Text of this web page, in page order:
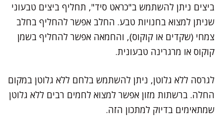
ביצים ניתן להשתמש ב"כראט סיד", תחליף ביצים טבעוני
שניתן למצוא בחנויות טבע. החלב אפשר להחליף בחלב
צמחי (שקדים או קוקוס), והחמאה אפשר להחליף בשמן
קוקוס או מרגרינה טבעונית.
לגרסה ללא גלוטן, ניתן להשתמש בלחם ללא גלוטן במקום
החלה. ברשתות מזון אפשר למצוא לחמים רבים ללא גלוטן
שמתאימים בדיוק למתכון הזה.